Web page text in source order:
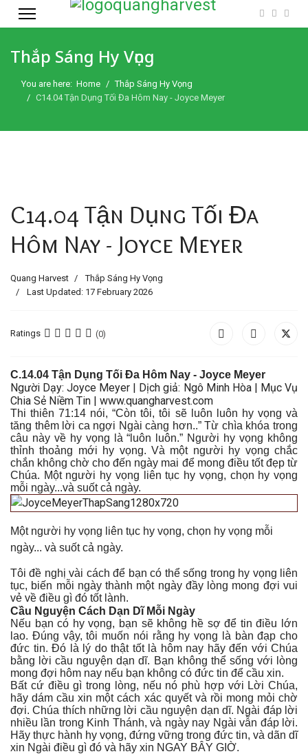
Thắp Sáng Hy Vọng
You are here: Home
Thắp Sáng Hy Vọng
C14.04 Tận Dụng Tối Đa Hôm Nay - Joyce Meyer
C14.04 Tận Dụng Tối Đa
Hôm Nay - Joyce Meyer
Quang Harvest
Thắp Sáng Hy Vọng
Last Updated: 17 February 2026
Ratings (0)
C.14.04 Tận Dụng Tối Đa Hôm Nay - Joyce Meyer
Người Dạy: Joyce Meyer | Dịch giả: Ngô Minh Hòa | Mục Vụ
Chia Sẻ Niềm Tin | www.quangharvest.com
Thi thiên 71:14 nói, “Còn tôi, tôi sẽ luôn luôn hy vọng và
tăng thêm lời ca ngợi Ngài càng hơn..” Từ chìa khóa trong
câu này về hy vọng là “luôn luôn.” Người hy vọng không
thỉnh thoảng mới hy vọng. Và một người hy vọng chắc
chắn không chờ cho đến ngày mai để mong điều tốt đẹp từ
Chúa. Một người hy vọng liên tục hy vọng, chọn hy vọng
mỗi ngày...và suốt cả ngày.
Một người hy vọng liên tục hy vọng, chọn hy vọng mỗi
ngày... và suốt cả ngày.
Tôi đề nghị vài cách để bạn có thể sống trong hy vọng liên
tục, biến mỗi ngày thành một ngày đầy lòng mong đợi vui
vẻ về điều gì đó tốt lành.
Cầu Nguyện Cách Dạn Dĩ Mỗi Ngày
Nếu bạn có hy vọng, bạn sẽ không hề sợ để tin điều lớn
lao. Đúng vậy, tôi muốn nói rằng hy vọng là bàn đạp cho
đức tin. Đó là lý do thật tốt là hôm nay hãy đến với Chúa
bằng lời cầu nguyện dạn dĩ. Bạn không thể sống với lòng
mong đợi hôm nay nếu bạn không có đức tin để cầu xin.
Bất cứ điều gì trong lòng, nếu nó phù hợp với Lời Chúa,
hãy dám cầu xin một cách xác quyết và rồi mong mỏi chờ
đợi. Chúa thích những lời cầu nguyện dạn dĩ. Ngài đáp lời
nhiều lần trong Kinh Thánh, và ngày nay Ngài vẫn đáp lời.
Hãy thực hành hy vọng, đứng vững trong đức tin, và dãn dĩ
xin Ngài điều gì đó và hãy xin NGAY BÂY GIỜ.